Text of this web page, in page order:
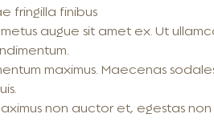
fringilla finibus
augue sit amet ex. Ut
maximus. Maecenas
non auctor et, egestas non